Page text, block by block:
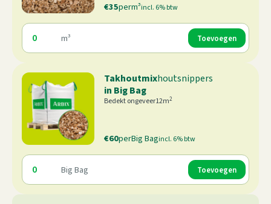
€35perm³incl. 6% btw
m³
Takhoutmixhoutsnippers
in Big Bag
Bedekt ongeveer12m2
€60perBig Bagincl. 6% btw
Big Bag